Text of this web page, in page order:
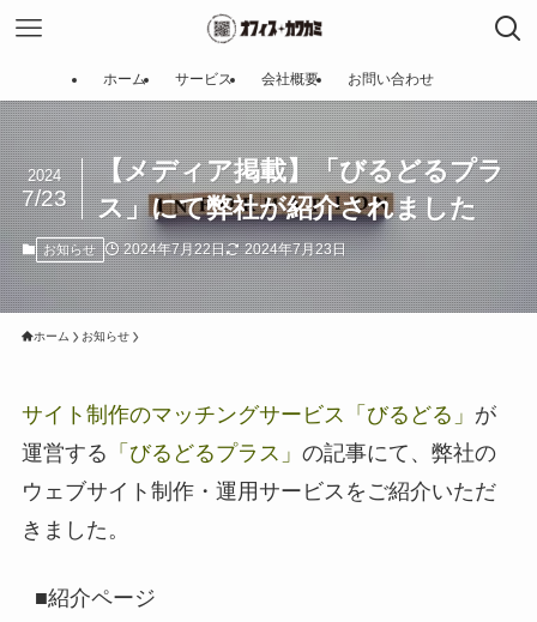
ホーム サービス 会社概要 お問い合わせ
【メディア掲載】「びるどるプラ
ス」にて弊社が紹介されました
2024
7/23
お知らせ 2024年7月22日 2024年7月23日
ホーム お知らせ
サイト制作のマッチングサービス「びるどる」 が
運営する 「びるどるプラス」 の記事にて、弊社の
ウェブサイト制作・運用サービスをご紹介いただ
きました。
■紹介ページ